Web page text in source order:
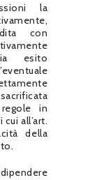
la
con
esito
in
all’art.
della